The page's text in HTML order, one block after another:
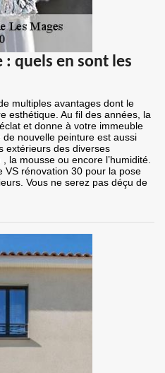
: quels en sont les
multiples avantages dont le
esthétique. Au fil des années, la
et donne à votre immeuble
nouvelle peinture est aussi
extérieurs des diverses
la mousse ou encore l’humidité.
VS rénovation 30 pour la pose
Vous ne serez pas déçu de